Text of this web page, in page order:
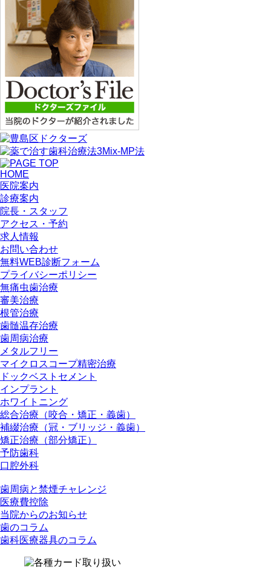
HOME
医院案内
診療案内
院長・スタッフ
アクセス・予約
求人情報
お問い合わせ
無料WEB診断フォーム
プライバシーポリシー
無痛虫歯治療
審美治療
根管治療
歯髄温存治療
歯周病治療
メタルフリー
マイクロスコープ精密治療
ドックベストセメント
インプラント
ホワイトニング
総合治療（咬合・矯正・義歯）
補綴治療（冠・ブリッジ・義歯）
矯正治療（部分矯正）
予防歯科
口腔外科
歯周病と禁煙チャレンジ
医療費控除
当院からのお知らせ
歯のコラム
歯科医療器具のコラム